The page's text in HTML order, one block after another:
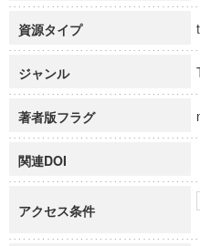
資源タイプ
ジャンル
著者版フラグ
関連DOI
アクセス条件